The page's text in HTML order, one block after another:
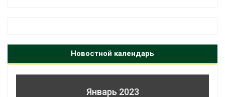
Новостной календарь
Январь 2023